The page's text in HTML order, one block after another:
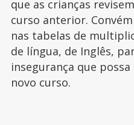
que as crianças
curso anterior.
nas tabelas de
de língua, de Inglês,
insegurança que
novo curso.